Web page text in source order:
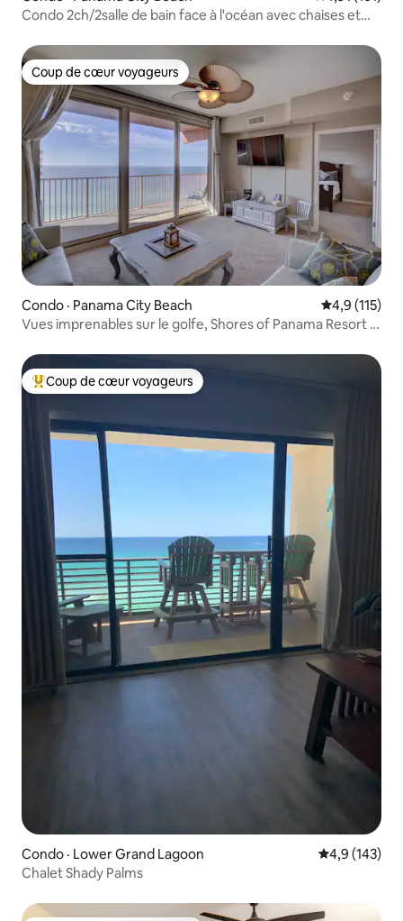
Condo 2ch/2salle de bain face à l'océan avec chaises et
Coup de cœur voyageurs
Coup de cœur voyageurs
Condo · Panama City Beach Note
4,9 (115)
Vues imprenables sur le golfe, Shores of Panama Resort +
Coup de cœur voyageurs parmi les plus aimés
Coup de cœur voyageurs
Condo · Lower Grand Lagoon Note
4,9 (143)
Chalet Shady Palms